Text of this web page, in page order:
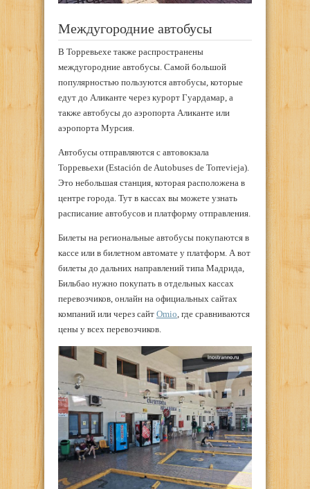
Междугородние автобусы
В Торревьехе также распространены
междугородние автобусы. Самой большой
популярностью пользуются автобусы, которые
едут до Аликанте через курорт Гуардамар, а
также автобусы до аэропорта Аликанте или
аэропорта Мурсия.
Автобусы отправляются с автовокзала
Торревьехи (Estación de Autobuses de Torrevieja).
Это небольшая станция, которая расположена в
центре города. Тут в кассах вы можете узнать
расписание автобусов и платформу отправления.
Билеты на региональные автобусы покупаются в
кассе или в билетном автомате у платформ. А вот
билеты до дальних направлений типа Мадрида,
Бильбао нужно покупать в отдельных кассах
перевозчиков, онлайн на официальных сайтах
компаний или через сайт Omio, где сравниваются
цены у всех перевозчиков.